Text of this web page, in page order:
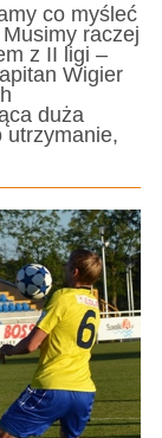
co myśleć
raczej
z II ligi –
Wigier
duża
utrzymanie,